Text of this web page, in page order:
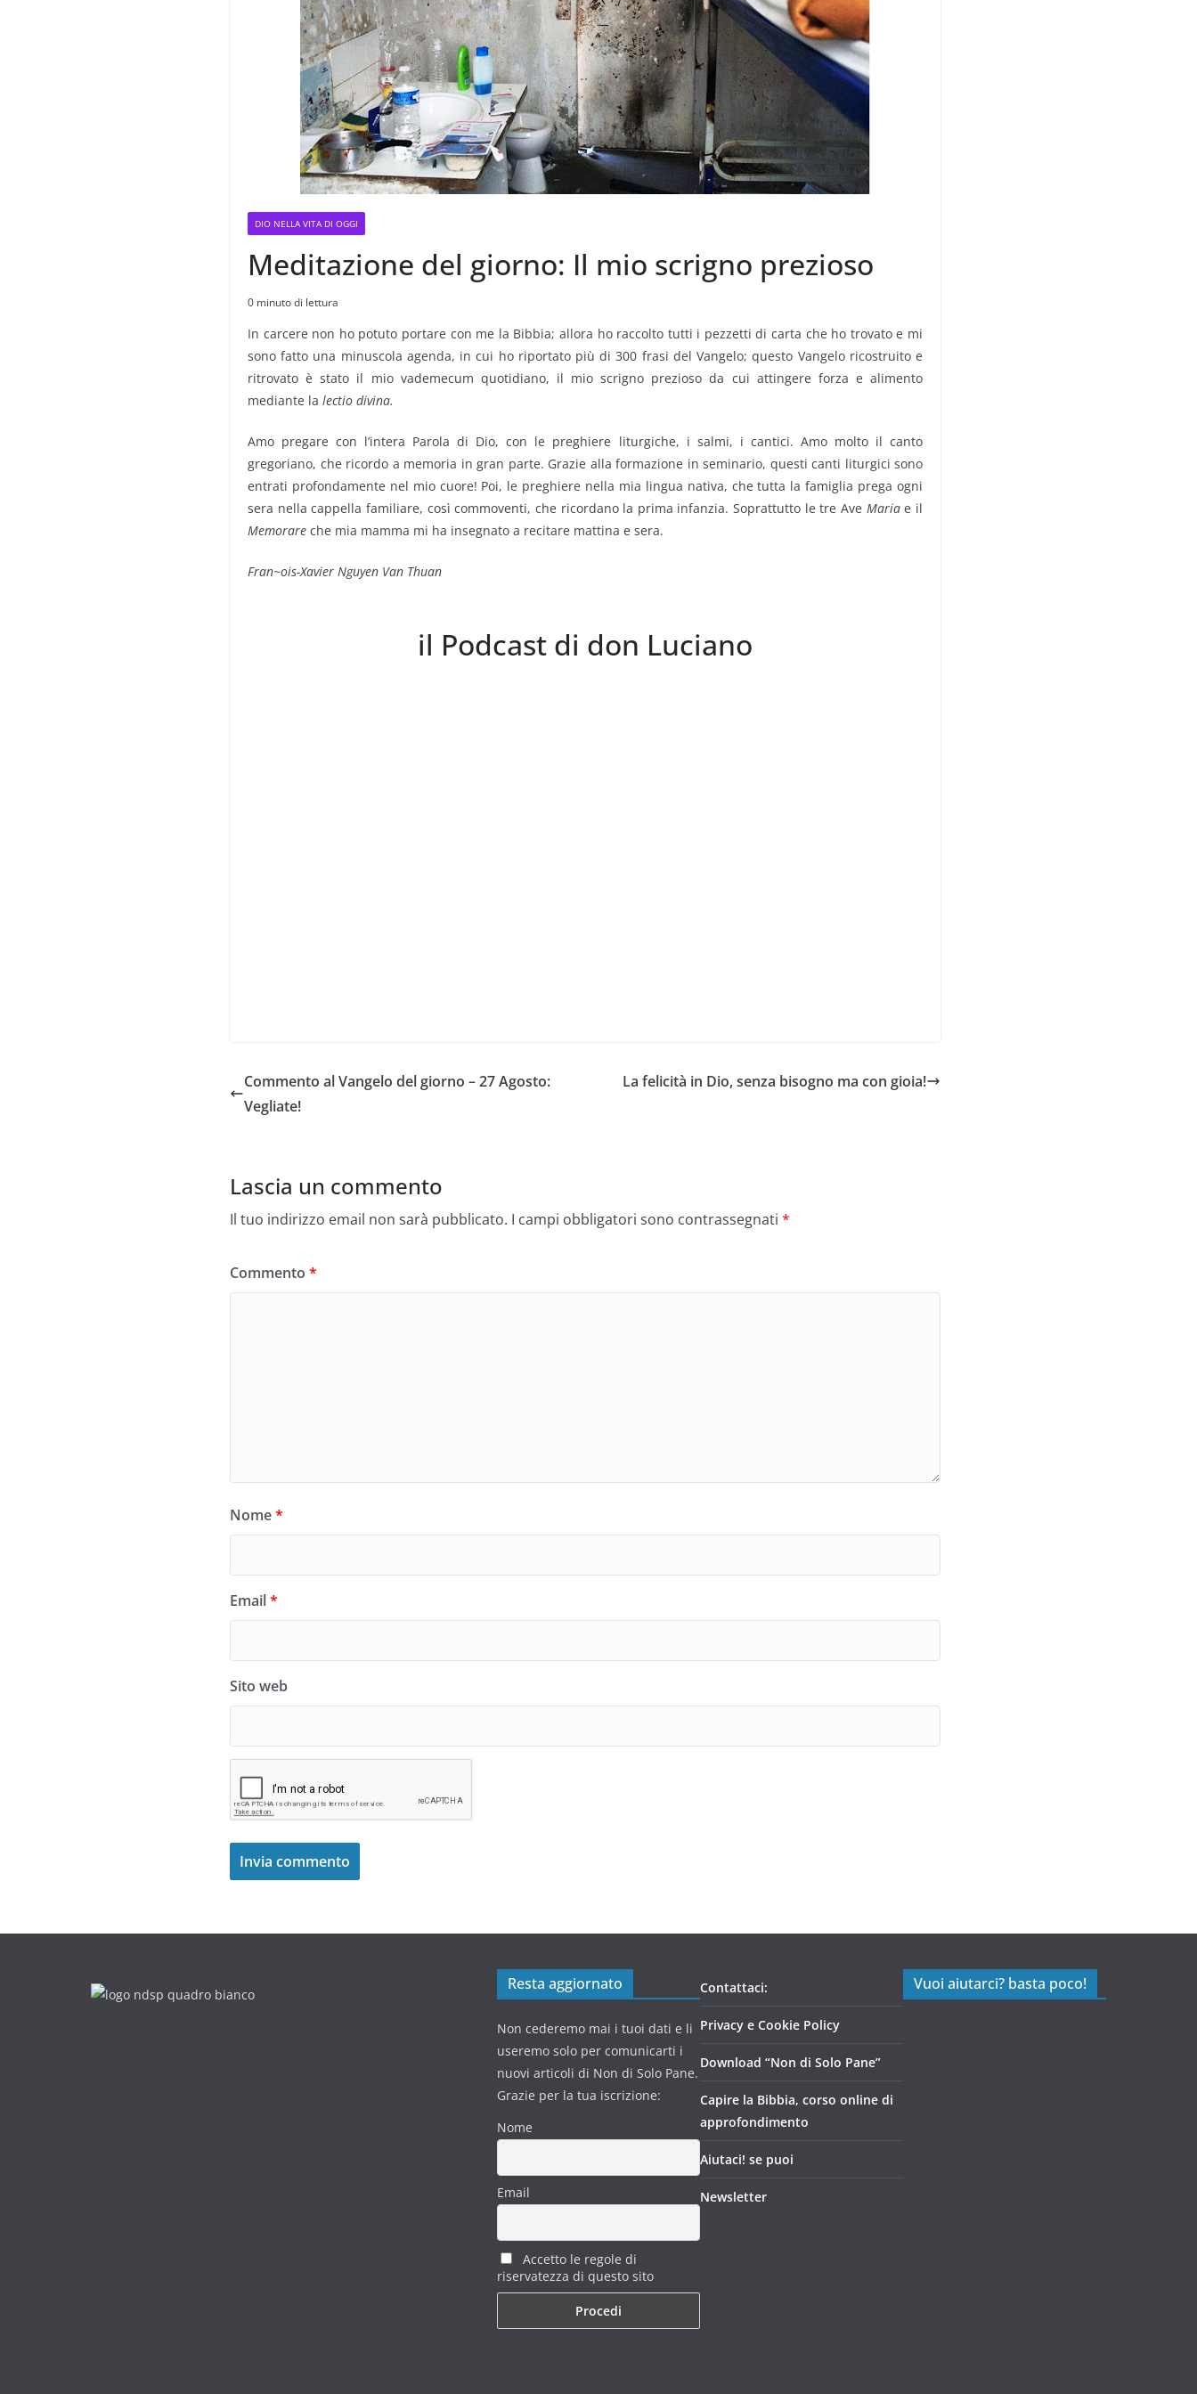
DIO NELLA VITA DI OGGI
Meditazione del giorno: Il mio scrigno prezioso
0 minuto di lettura
In carcere non ho potuto portare con me la Bibbia; allora ho raccolto tutti i pezzetti di carta che ho tro­vato e mi
sono fatto una minuscola agenda, in cui ho riportato più di 300 frasi del Vangelo; questo Vangelo ricostruito e
ritrovato è stato il mio vademecum quo­tidiano, il mio scrigno prezioso da cui attingere forza e alimento
mediante la lectio divina.
Amo pregare con l’intera Parola di Dio, con le pre­ghiere liturgiche, i salmi, i cantici. Amo molto il canto
gregoriano, che ricordo a memoria in gran parte. Gra­zie alla formazione in seminario, questi canti liturgi­ci sono
entrati profondamente nel mio cuore! Poi, le preghiere nella mia lingua nativa, che tutta la famiglia prega ogni
sera nella cappella familiare, così commo­venti, che ricordano la prima infanzia. Soprattutto le tre Ave Mariae il
Memorare che mia mamma mi ha insegnato a recitare mattina e sera.
Fran~ois-Xavier Nguyen Van Thuan
il Podcast di don Luciano
Commento al Vangelo del giorno – 27 Agosto:
Vegliate!
La felicità in Dio, senza bisogno ma con gioia!
Lascia un commento
Il tuo indirizzo email non sarà pubblicato. I campi obbligatori sono contrassegnati *
Commento *
Nome*
Email*
Sito web
Resta aggiornato
Non cederemo mai i tuoi dati e li
useremo solo per comunicarti i
nuovi articoli di Non di Solo Pane.
Grazie per la tua iscrizione:
Nome
Email
Accetto le regole di
riservatezza di questo sito
Contattaci:
Privacy e Cookie Policy
Download “Non di Solo Pane”
Capire la Bibbia, corso online di
approfondimento
Aiutaci! se puoi
Newsletter
Vuoi aiutarci? basta poco!